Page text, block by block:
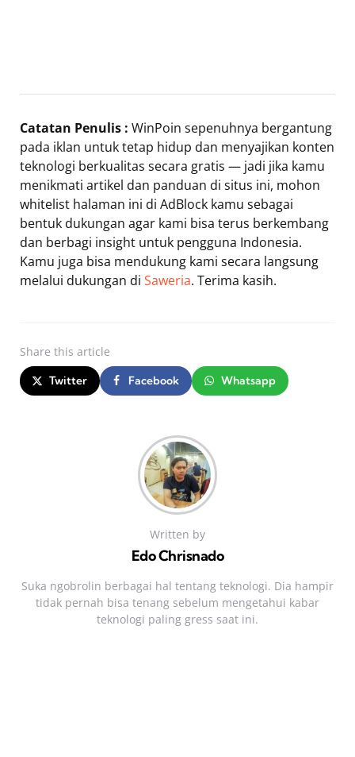
Catatan Penulis : WinPoin sepenuhnya bergantung
pada iklan untuk tetap hidup dan menyajikan konten
teknologi berkualitas secara gratis — jadi jika kamu
menikmati artikel dan panduan di situs ini, mohon
whitelist halaman ini di AdBlock kamu sebagai
bentuk dukungan agar kami bisa terus berkembang
dan berbagi insight untuk pengguna Indonesia.
Kamu juga bisa mendukung kami secara langsung
melalui dukungan di Saweria. Terima kasih.
Share this article
Twitter Facebook Whatsapp
Written by
Edo Chrisnado
Suka ngobrolin berbagai hal tentang teknologi. Dia hampir
tidak pernah bisa tenang sebelum mengetahui kabar
teknologi paling gress saat ini.